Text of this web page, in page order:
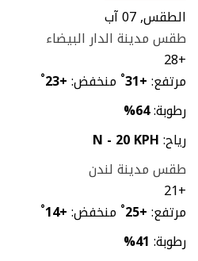
الطقس, 07 آب
طقس مدينة الدار البيضاء
+
28
مرتفع:+
31
° منخفض:+
23
°
رطوبة:64%
رياح:N - 20 KPH
طقس مدينة لندن
+
21
مرتفع:+
25
° منخفض:+
14
°
رطوبة: 41%